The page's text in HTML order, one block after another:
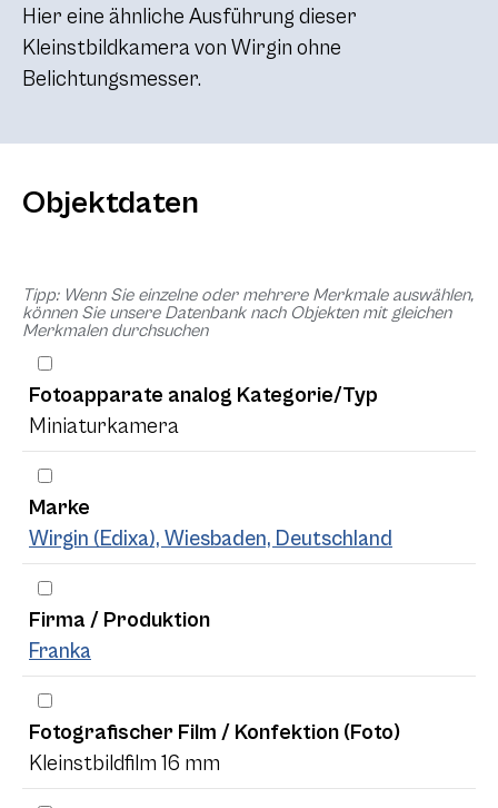
Hier eine ähnliche Ausführung dieser
Kleinstbildkamera von Wirgin ohne
Belichtungsmesser.
Objektdaten
Tipp: Wenn Sie einzelne oder mehrere Merkmale auswählen,
können Sie unsere Datenbank nach Objekten mit gleichen
Merkmalen durchsuchen
Fotoapparate analog Kategorie/Typ
Miniaturkamera
Marke
Wirgin (Edixa), Wiesbaden, Deutschland
Firma / Produktion
Franka
Fotografischer Film / Konfektion (Foto)
Kleinstbildfilm 16 mm